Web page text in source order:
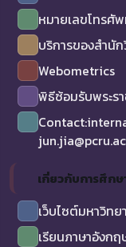
หมายเลขโทรศั
บริการของสำนั
Webometrics
พิธีซ้อมรับพระ
เกี่ยวกับการศึกษ
เว็บไซต์มหาวิทย
เรียนภาษาอังก